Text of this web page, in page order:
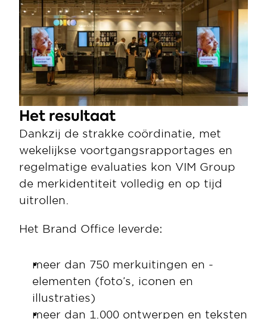
Het resultaat
Dankzij de strakke coördinatie, met
wekelijkse voortgangsrapportages en
regelmatige evaluaties kon VIM Group
de merkidentiteit volledig en op tijd
uitrollen.
Het Brand Office leverde:
meer dan 750 merkuitingen en -
elementen (foto’s, iconen en
illustraties)
meer dan 1.000 ontwerpen en teksten